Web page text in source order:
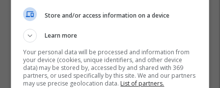
Store and/or access information on a device
Learn more
Your personal data will be processed and information from
your device (cookies, unique identifiers, and other device
data) may be stored by, accessed by and shared with 369
partners, or used specifically by this site. We and our partners
may use precise geolocation data. List of partners.